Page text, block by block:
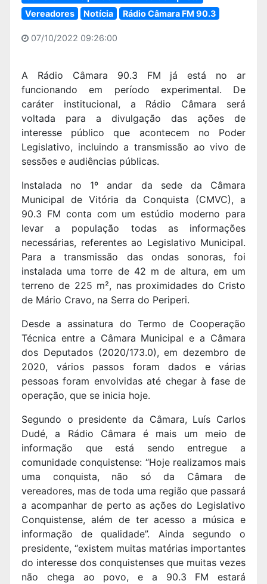
Vereadores
Notícia Rádio Câmara FM 90.3
07/10/2022 09:26:00
A Rádio Câmara 90.3 FM já está no ar
funcionando em período experimental. De
caráter institucional, a Rádio Câmara será
voltada para a divulgação das ações de
interesse público que acontecem no Poder
Legislativo, incluindo a transmissão ao vivo de
sessões e audiências públicas.
Instalada no 1º andar da sede da Câmara
Municipal de Vitória da Conquista (CMVC), a
90.3 FM conta com um estúdio moderno para
levar a população todas as informações
necessárias, referentes ao Legislativo Municipal.
Para a transmissão das ondas sonoras, foi
instalada uma torre de 42 m de altura, em um
terreno de 225 m², nas proximidades do Cristo
de Mário Cravo, na Serra do Periperi.
Desde a assinatura do Termo de Cooperação
Técnica entre a Câmara Municipal e a Câmara
dos Deputados (2020/173.0), em dezembro de
2020, vários passos foram dados e várias
pessoas foram envolvidas até chegar à fase de
operação, que se inicia hoje.
Segundo o presidente da Câmara, Luís Carlos
Dudé, a Rádio Câmara é mais um meio de
informação que está sendo entregue a
comunidade conquistense: “Hoje realizamos mais
uma conquista, não só da Câmara de
vereadores, mas de toda uma região que passará
a acompanhar de perto as ações do Legislativo
Conquistense, além de ter acesso a música e
informação de qualidade”. Ainda segundo o
presidente, “existem muitas matérias importantes
do interesse dos conquistenses que muitas vezes
não chega ao povo, e a 90.3 FM estará